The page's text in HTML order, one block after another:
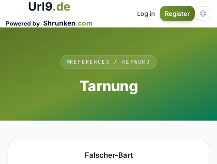
Url9.de
Powered by Shrunken.com
Log in Register
REFERENCES / KEYWORD
Tarnung
Falscher-Bart